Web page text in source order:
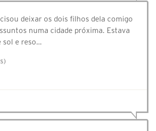
deixar os dois filhos dela comigo
numa cidade próxima. Estava
sol e reso…